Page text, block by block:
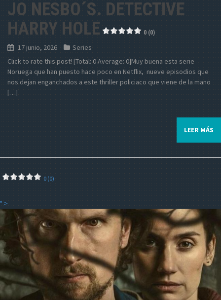
JO NESBO´S. DETECTIVE
HARRY HOLE
0 (0)
17 junio, 2026
Series
Click to rate this post! [Total: 0 Average: 0]Muy buena esta serie
Noruega que han puesto hace poco en Netflix, nueve episodios que
nos dejan enganchados a este thriller policiaco que viene de la mano
[…]
LEER MÁS
0 (0)
" >